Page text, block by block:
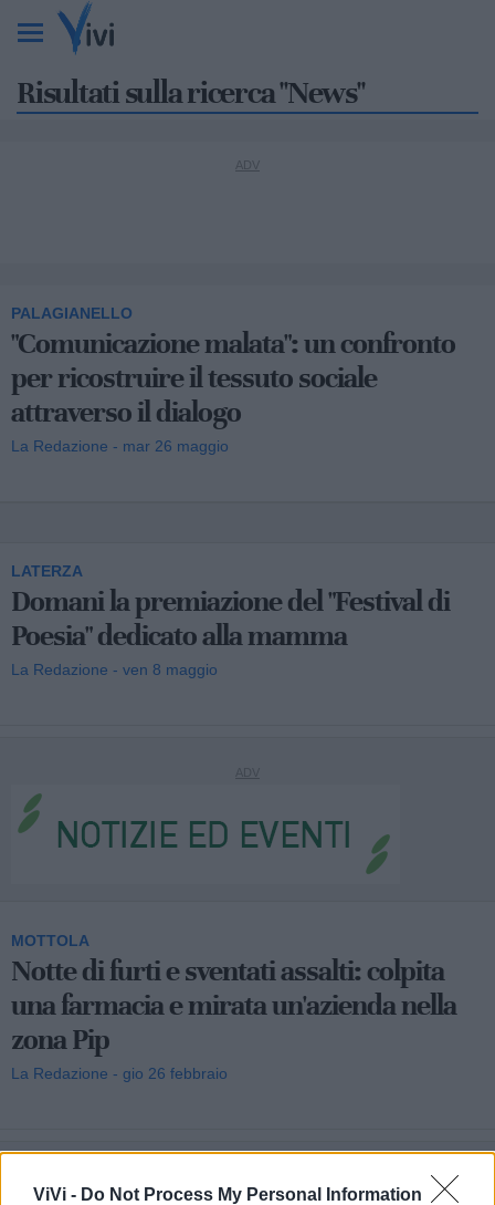
ViVi - Do Not Process My Personal Information
Risultati sulla ricerca "News"
PALAGIANELLO
"Comunicazione malata": un confronto
per ricostruire il tessuto sociale
attraverso il dialogo
La Redazione - mar 26 maggio
LATERZA
Domani la premiazione del "Festival di
Poesia" dedicato alla mamma
La Redazione - ven 8 maggio
MOTTOLA
Notte di furti e sventati assalti: colpita
una farmacia e mirata un'azienda nella
zona Pip
La Redazione - gio 26 febbraio